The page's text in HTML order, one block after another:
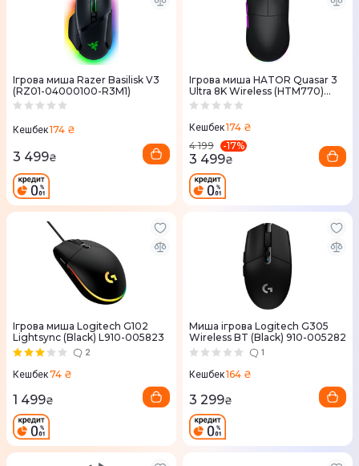
Ігрова миша Razer Basilisk V3
(RZ01-04000100-R3M1)
Кешбек174 ₴
3 499₴
Ігрова миша HATOR Quasar 3
Ultra 8K Wireless (HTM770)
Black
Кешбек174 ₴
4 199
-17%
3 499₴
Ігрова миша Logitech G102
Lightsync (Black) L910-005823
2
Кешбек74 ₴
1 499₴
Миша ігрова Logitech G305
Wireless BT (Black) 910-005282
1
Кешбек164 ₴
3 299₴